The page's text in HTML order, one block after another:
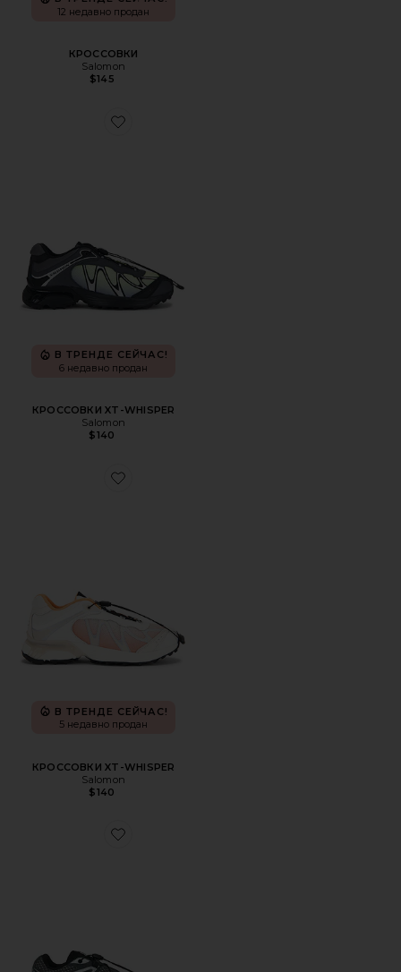
12 недавно продан
КРОССОВКИ
Salomon
$145
Favorite КРОССОВКИ XT-WHISPER
В ТРЕНДЕ СЕЙЧАС!
6 недавно продан
КРОССОВКИ XT-WHISPER
Salomon
$140
Favorite КРОССОВКИ XT-WHISPER
В ТРЕНДЕ СЕЙЧАС!
5 недавно продан
КРОССОВКИ XT-WHISPER
Salomon
$140
Favorite КРОССОВКИ XT-6 STEEL STREETS